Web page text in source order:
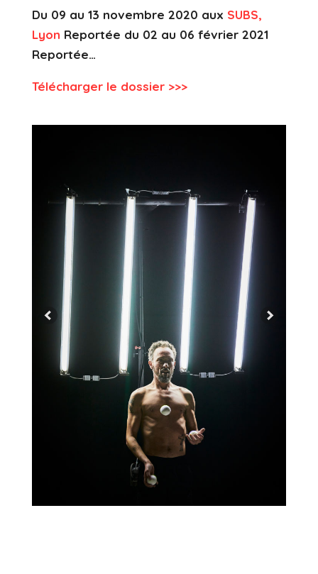
Du 09 au 13 novembre 2020 aux SUBS,
Lyon Reportée du 02 au 06 février 2021
Reportée…
Télécharger le dossier >>>